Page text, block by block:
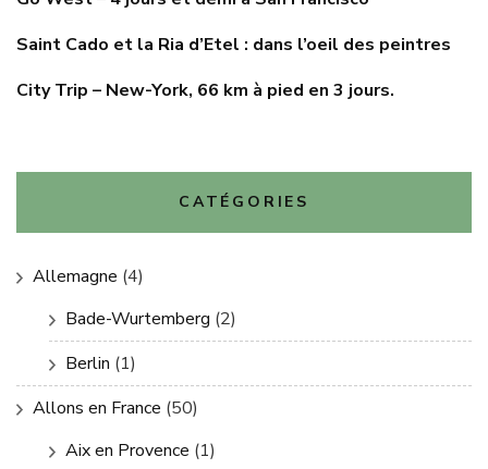
Saint Cado et la Ria d’Etel : dans l’oeil des peintres
City Trip – New-York, 66 km à pied en 3 jours.
CATÉGORIES
Allemagne (4)
Bade-Wurtemberg (2)
Berlin (1)
Allons en France (50)
Aix en Provence (1)